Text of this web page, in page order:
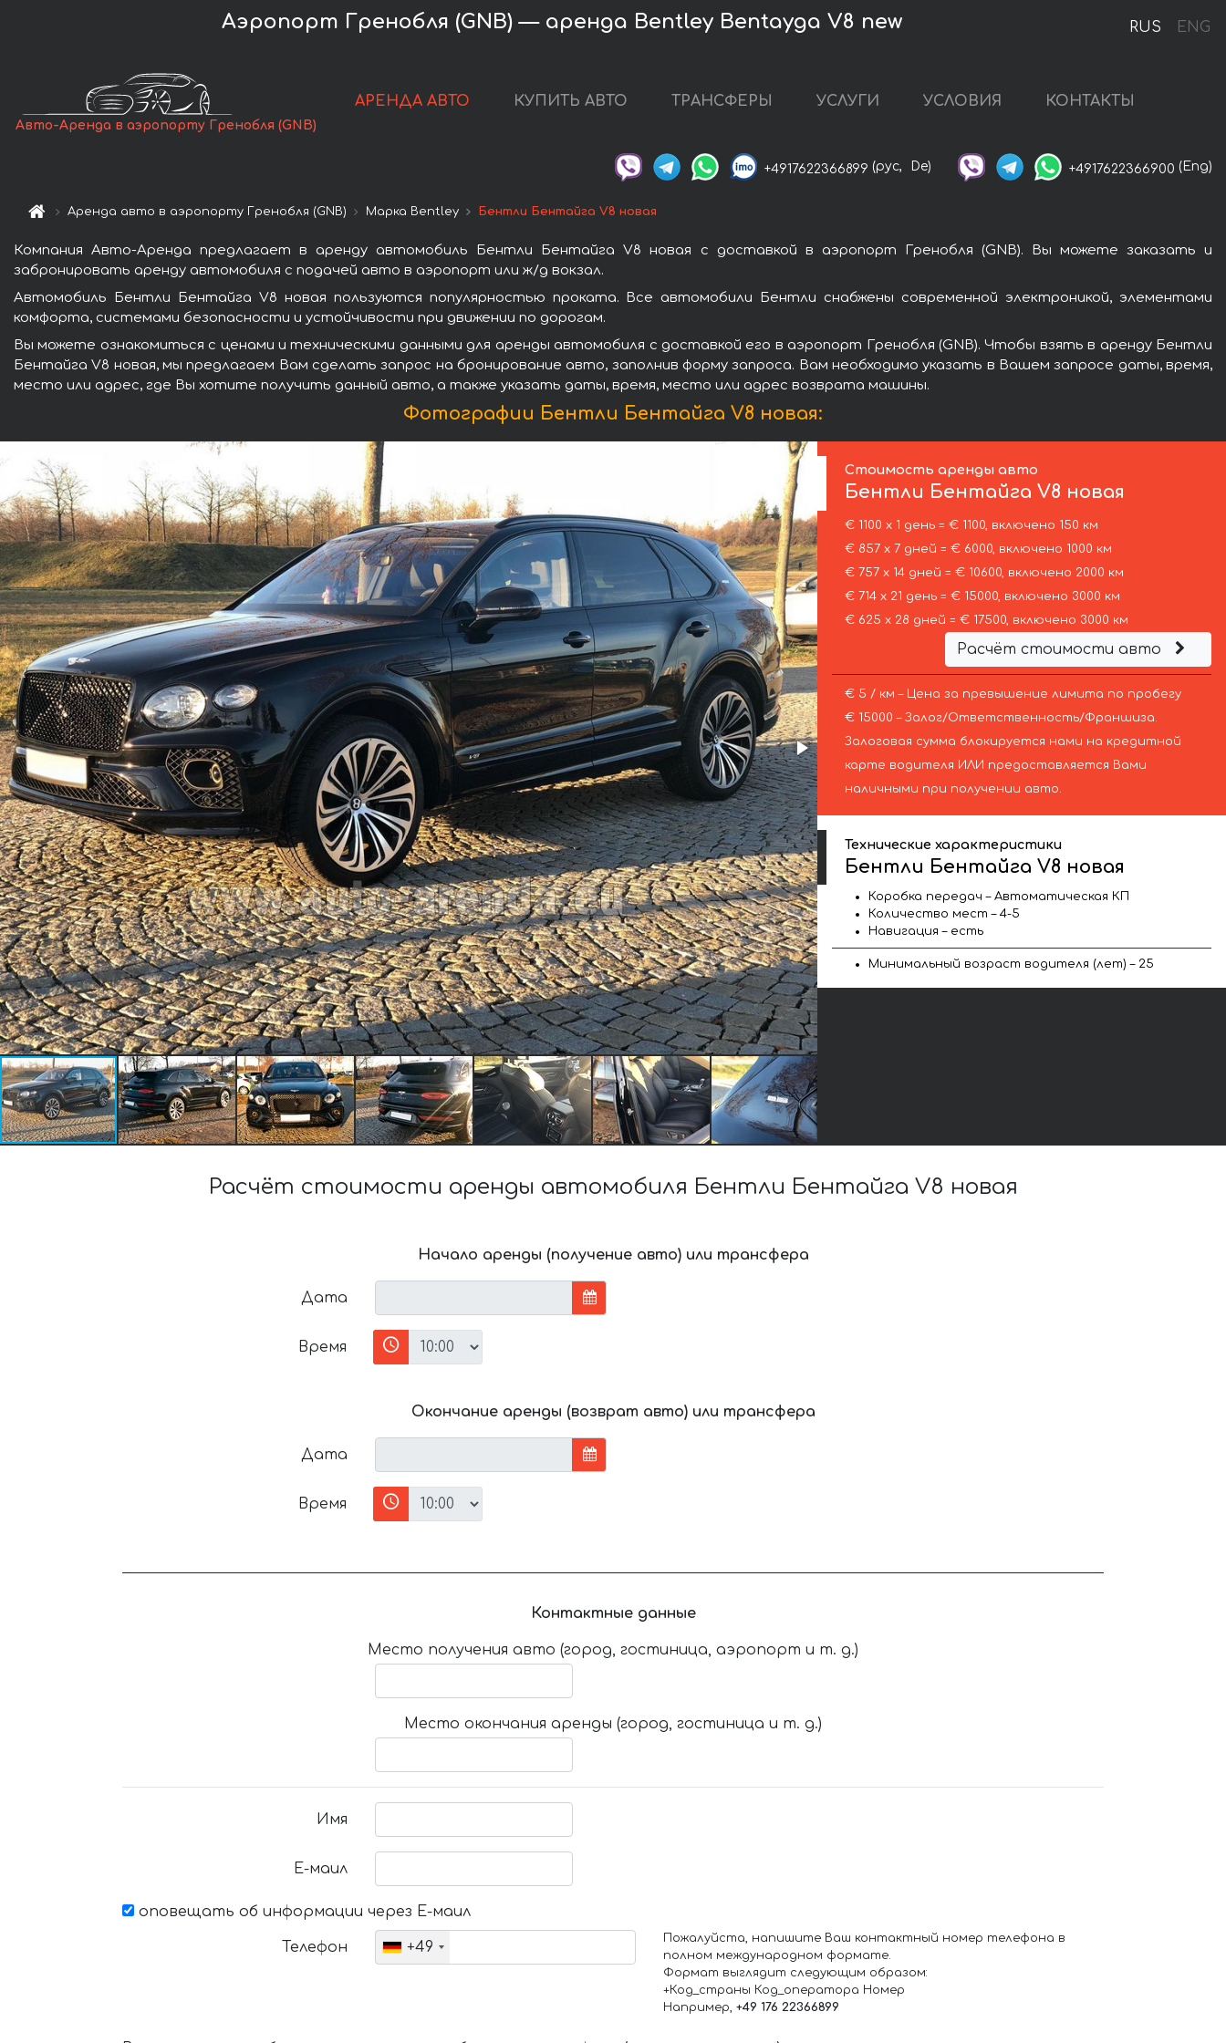
RUS ENG
Аэропорт Гренобля (GNB) — аренда Bentley Bentayga V8 new
Авто-Аренда в аэропорту Гренобля (GNB)
АРЕНДА АВТО КУПИТЬ АВТО ТРАНСФЕРЫ УСЛУГИ УСЛОВИЯ КОНТАКТЫ
+4917622366899 (рус, De) +4917622366900 (Eng)
Аренда авто в аэропорту Гренобля (GNB) Марка Bentley Бентли Бентайга V8 новая
Компания Авто-Аренда предлагает в аренду автомобиль Бентли Бентайга V8 новая с доставкой в аэропорт Гренобля (GNB). Вы можете заказать и
забронировать аренду автомобиля с подачей авто в аэропорт или ж/д вокзал.
Автомобиль Бентли Бентайга V8 новая пользуются популярностью проката. Все автомобили Бентли снабжены современной электроникой, элементами
комфорта, системами безопасности и устойчивости при движении по дорогам.
Вы можете ознакомиться с ценами и техническими данными для аренды автомобиля с доставкой его в аэропорт Гренобля (GNB). Чтобы взять в аренду Бентли
Бентайга V8 новая, мы предлагаем Вам сделать запрос на бронирование авто, заполнив форму запроса. Вам необходимо указать в Вашем запросе даты, время,
место или адрес, где Вы хотите получить данный авто, а также указать даты, время, место или адрес возврата машины.
Фотографии Бентли Бентайга V8 новая:
Стоимость аренды авто
Бентли Бентайга V8 новая
€ 1100 х 1 день = € 1100, включено 150 км
€ 857 х 7 дней = € 6000, включено 1000 км
€ 757 х 14 дней = € 10600, включено 2000 км
€ 714 х 21 день = € 15000, включено 3000 км
€ 625 х 28 дней = € 17500, включено 3000 км
Расчёт стоимости авто
€ 5 / км – Цена за превышение лимита по пробегу
€ 15000 – Залог/Ответственность/Франшиза.
Залоговая сумма блокируется нами на кредитной
карте водителя ИЛИ предоставляется Вами
наличными при получении авто.
Технические характеристики
Бентли Бентайга V8 новая
Коробка передач – Автоматическая КП
Количество мест – 4-5
Навигация – есть
Минимальный возраст водителя (лет) – 25
Расчёт стоимости аренды автомобиля Бентли Бентайга V8 новая
Начало аренды (получение авто) или трансфера
Дата
Время
Окончание аренды (возврат авто) или трансфера
Дата
Время
Контактные данные
Место получения авто (город, гостиница, аэропорт и т. д.)
Место окончания аренды (город, гостиница и т. д.)
Имя
Е-маил
оповещать об информации через Е-маил
Телефон +49
Пожалуйста, напишите Ваш контактный номер телефона в
полном международном формате.
Формат выглядит следующим образом:
+Код_страны Код_оператора Номер
Например, +49 176 22366899